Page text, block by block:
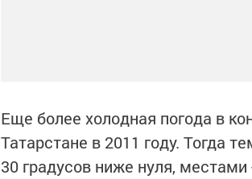
Еще более холодная погода в
Татарстане в 2011 году. Тогда
30 градусов ниже нуля,